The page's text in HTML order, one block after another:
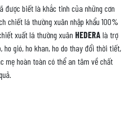
được biết là khắc tinh của những cơn
chiết lá thường xuân nhập khẩu 100%
xuất lá thường xuân HEDERAlà trợ
ho gió, ho khan, ho do thay đổi thời tiết,
mẹ hoàn toàn có thể an tâm về chất